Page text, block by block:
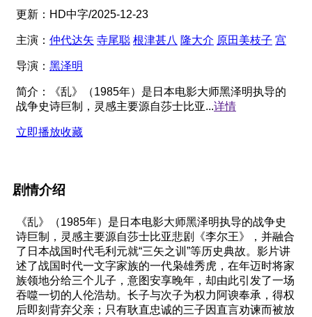
更新： HD中字/2025-12-23
主演： 仲代达矢 寺尾聪 根津甚八 隆大介 原田美枝子 宫
导演： 黑泽明
简介：
《乱》（1985年）是日本电影大师黑泽明执导的
战争史诗巨制，灵感主要源自莎士比亚...详情
立即播放收藏
剧情介绍
《乱》（1985年）是日本电影大师黑泽明执导的战争史
诗巨制，灵感主要源自莎士比亚悲剧《李尔王》，并融合
了日本战国时代毛利元就“三矢之训”等历史典故。影片讲
述了战国时代一文字家族的一代枭雄秀虎，在年迈时将家
族领地分给三个儿子，意图安享晚年，却由此引发了一场
吞噬一切的人伦浩劫。长子与次子为权力阿谀奉承，得权
后即刻背弃父亲；只有耿直忠诚的三子因直言劝谏而被放